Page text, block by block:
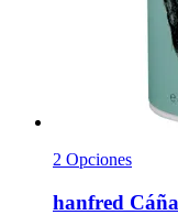
2 Opciones
hanfred